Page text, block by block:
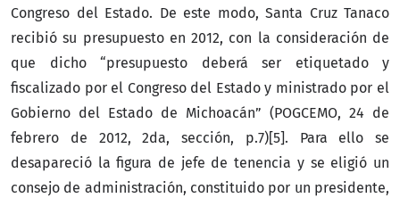
Congreso del Estado. De este modo, Santa Cruz Tanaco
recibió su presupuesto en 2012, con la consideración de
que dicho “presupuesto deberá ser etiquetado y
fiscalizado por el Congreso del Estado y ministrado por el
Gobierno del Estado de Michoacán” (POGCEMO, 24 de
febrero de 2012, 2da, sección, p.7)[5]. Para ello se
desapareció la figura de jefe de tenencia y se eligió un
consejo de administración, constituido por un presidente,